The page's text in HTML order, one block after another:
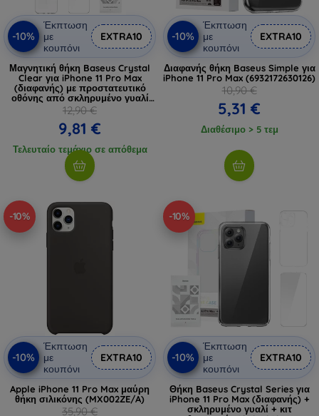
-10%
Έκπτωση
με
κουπόνι
EXTRA10
Μαγνητική θήκη Baseus Crystal
Clear για iPhone 11 Pro Max
(διαφανής) με προστατευτικό
οθόνης από σκληρυμένο γυαλί
και σετ καθαρισμού
12,90 €
9,81 €
Τελευταίο τεμάχιο σε απόθεμα
-10%
Έκπτωση
με
κουπόνι
EXTRA10
Διαφανής θήκη Baseus Simple για
iPhone 11 Pro Max (6932172630126)
10,90 €
5,31 €
Διαθέσιμο > 5 τεμ
-10%
-10%
Έκπτωση
με
κουπόνι
EXTRA10
Apple iPhone 11 Pro Max μαύρη
θήκη σιλικόνης (MX002ZE/A)
35,90 €
-10%
-10%
Έκπτωση
με
κουπόνι
EXTRA10
Θήκη Baseus Crystal Series για
iPhone 11 Pro Max (διαφανής) +
σκληρυμένο γυαλί + κιτ